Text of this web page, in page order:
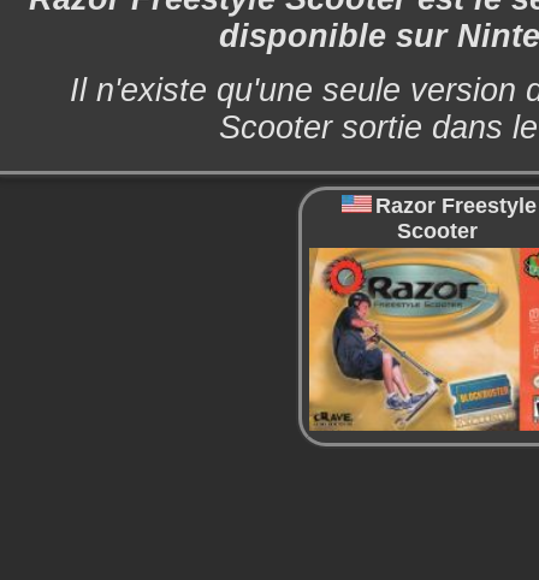
disponible sur
Il n'existe qu'une seule version
Scooter sortie dans
Razor Freestyle
Scooter